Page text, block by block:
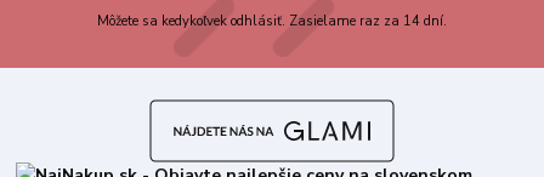
Môžete sa kedykoľvek odhlásiť. Zasielame raz za 14 dní.